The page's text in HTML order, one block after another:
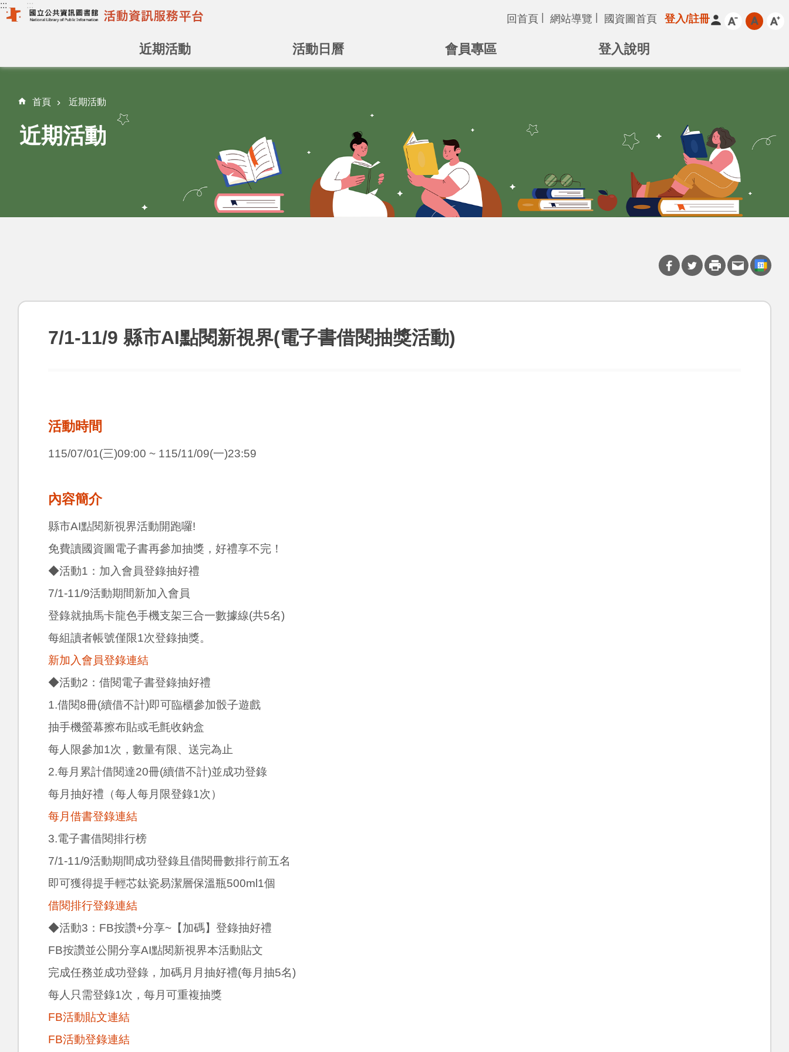
:::
跳到主要內容區塊
:::
回首頁 網站導覽 國資圖首頁 登入/註冊
近期活動 活動日曆 會員專區 登入說明
:::
首頁 近期活動
近期活動
7/1-11/9 縣市AI點閱新視界(電子書借閱抽獎活動)
活動時間
115/07/01(三)09:00 ~ 115/11/09(一)23:59
內容簡介
縣市AI點閱新視界活動開跑囉!
免費讀國資圖電子書再參加抽獎，好禮享不完！
◆活動1：加入會員登錄抽好禮
7/1-11/9活動期間新加入會員
登錄就抽馬卡龍色手機支架三合一數據線(共5名)
每組讀者帳號僅限1次登錄抽獎。
新加入會員登錄連結
◆活動2：借閱電子書登錄抽好禮
1.借閱8冊(續借不計)即可臨櫃參加骰子遊戲
抽手機螢幕擦布貼或毛氈收鈉盒
每人限參加1次，數量有限、送完為止
2.每月累計借閱達20冊(續借不計)並成功登錄
每月抽好禮（每人每月限登錄1次）
每月借書登錄連結
3.電子書借閱排行榜
7/1-11/9活動期間成功登錄且借閱冊數排行前五名
即可獲得提手輕芯鈦瓷易潔層保溫瓶500ml1個
借閱排行登錄連結
◆活動3：FB按讚+分享~【加碼】登錄抽好禮
FB按讚並公開分享AI點閱新視界本活動貼文
完成任務並成功登錄，加碼月月抽好禮(每月抽5名)
每人只需登錄1次，每月可重複抽獎
FB活動貼文連結
FB活動登錄連結